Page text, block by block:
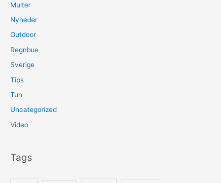
Multer
Nyheder
Outdoor
Regnbue
Sverige
Tips
Tun
Uncategorized
Video
Tags